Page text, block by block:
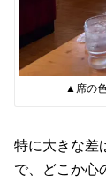
▲席の
特に大きな差
で、どこか心